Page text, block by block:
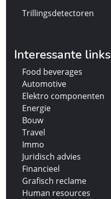
Trillingsdetectoren
Interessante links
Food beverages
Automotive
Elektro componenten
Energie
Bouw
Travel
Immo
Juridisch advies
Financieel
Grafisch reclame
Human resources